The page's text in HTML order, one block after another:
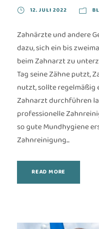
12. JULI 2022
Zahnärzte und andere
dazu, sich ein bis
beim Zahnarzt zu
Tag seine Zähne putzt,
nutzt, sollte regelmäßig
Zahnarzt durchführen
professionelle
so gute Mundhygiene
Zahnreinigung...
READ MORE